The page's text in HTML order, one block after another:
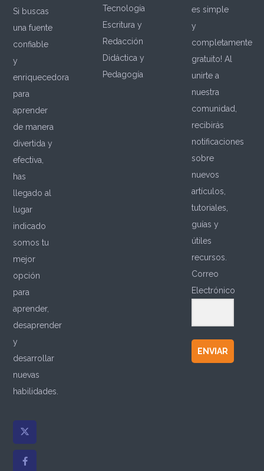
Si buscas
una fuente
confiable
y
enriquecedora
para
aprender
de manera
divertida y
efectiva,
has
llegado al
lugar
indicado
somos tu
mejor
opción
para
aprender,
desaprender
y
desarrollar
nuevas
habilidades.
Tecnología
Escritura y
Redacción
Didáctica y
Pedagogía
es simple
y
completamente
gratuito! Al
unirte a
nuestra
comunidad,
recibirás
notificaciones
sobre
nuevos
artículos,
tutoriales,
guías y
útiles
recursos.
Correo
Electrónico
ENVIAR